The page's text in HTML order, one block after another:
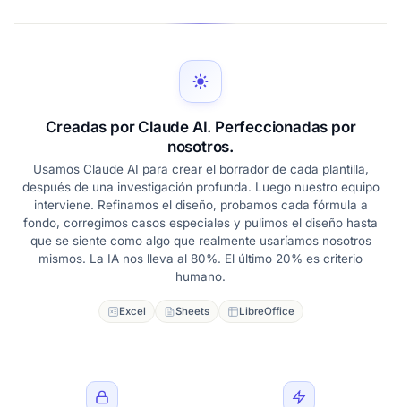
Creadas por Claude AI. Perfeccionadas por
nosotros.
Usamos Claude AI para crear el borrador de cada plantilla,
después de una investigación profunda. Luego nuestro equipo
interviene. Refinamos el diseño, probamos cada fórmula a
fondo, corregimos casos especiales y pulimos el diseño hasta
que se siente como algo que realmente usaríamos nosotros
mismos. La IA nos lleva al 80%. El último 20% es criterio
humano.
Excel Sheets LibreOffice